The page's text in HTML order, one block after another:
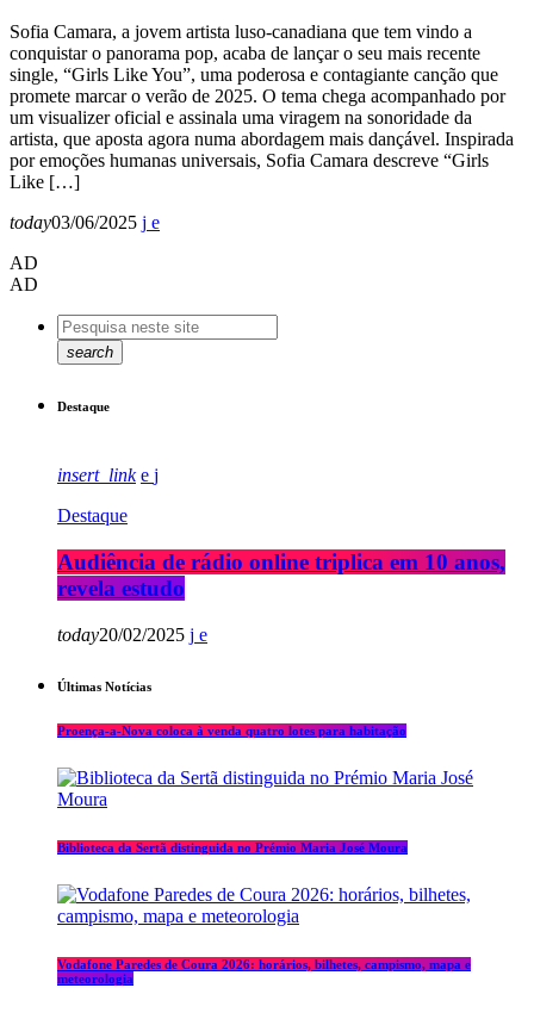
Sofia Camara, a jovem artista luso-canadiana que tem vindo a
conquistar o panorama pop, acaba de lançar o seu mais recente
single, “Girls Like You”, uma poderosa e contagiante canção que
promete marcar o verão de 2025. O tema chega acompanhado por
um visualizer oficial e assinala uma viragem na sonoridade da
artista, que aposta agora numa abordagem mais dançável. Inspirada
por emoções humanas universais, Sofia Camara descreve “Girls
Like […]
today03/06/2025
AD
AD
search
Destaque
insert_link
Destaque
Audiência de rádio online triplica em 10 anos,
revela estudo
today20/02/2025
Últimas Notícias
Proença-a-Nova coloca à venda quatro lotes para habitação
Biblioteca da Sertã distinguida no Prémio Maria José Moura
Vodafone Paredes de Coura 2026: horários, bilhetes, campismo, mapa e
meteorologia